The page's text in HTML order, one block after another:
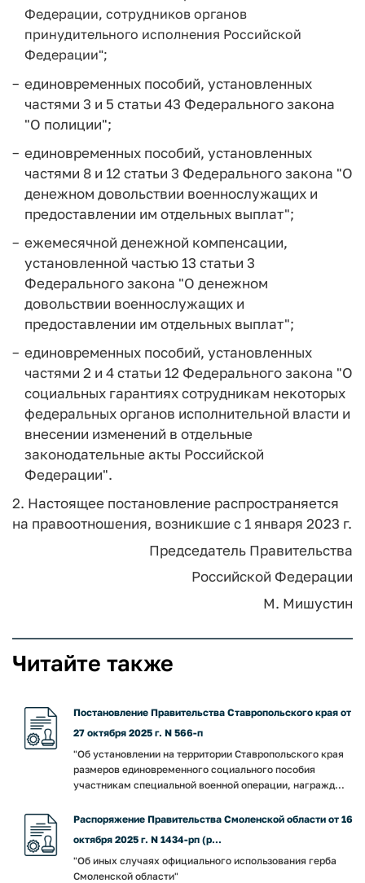
Федерации, сотрудников органов
принудительного исполнения Российской
Федерации";
единовременных пособий, установленных
частями 3 и 5 статьи 43 Федерального закона
"О полиции";
единовременных пособий, установленных
частями 8 и 12 статьи 3 Федерального закона "О
денежном довольствии военнослужащих и
предоставлении им отдельных выплат";
ежемесячной денежной компенсации,
установленной частью 13 статьи 3
Федерального закона "О денежном
довольствии военнослужащих и
предоставлении им отдельных выплат";
единовременных пособий, установленных
частями 2 и 4 статьи 12 Федерального закона "О
социальных гарантиях сотрудникам некоторых
федеральных органов исполнительной власти и
внесении изменений в отдельные
законодательные акты Российской
Федерации".
2. Настоящее постановление распространяется
на правоотношения, возникшие с 1 января 2023 г.
Председатель Правительства
Российской Федерации
М. Мишустин
Читайте также
Постановление Правительства Ставропольского края от
27 октября 2025 г. N 566-п
"Об установлении на территории Ставропольского края
размеров единовременного социального пособия
участникам специальной военной операции, награжд...
Распоряжение Правительства Смоленской области от 16
октября 2025 г. N 1434-рп (р...
"Об иных случаях официального использования герба
Смоленской области"